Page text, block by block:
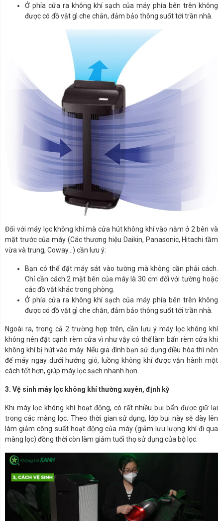
Ở phía cửa ra không khí sạch của máy phía bên trên không
được có đồ vật gì che chắn, đảm bảo thông suốt tới trần nhà.
Đối với máy lọc không khí mà cửa hút không khí vào nằm ở 2 bên và
mặt trước của máy (Các thương hiệu Daikin, Panasonic, Hitachi tầm
vừa và trung, Coway…) cần lưu ý:
Bạn có thể đặt máy sát vào tường mà không cần phải cách.
Chỉ cần cách 2 mặt bên của máy là 30 cm đối với tường hoặc
các đồ vật khác trong phòng.
Ở phía cửa ra không khí sạch của máy phía bên trên không
được có đồ vật gì che chắn, đảm bảo thông suốt tới trần nhà.
Ngoài ra, trong cả 2 trường hợp trên, cần lưu ý máy lọc không khí
không nên đặt cạnh rèm cửa vì như vậy có thể làm bẩn rèm cửa khi
không khí bị hút vào máy. Nếu gia đình bạn sử dụng điều hòa thì nên
để máy ngay dưới hướng gió, luồng không khí được vận hành một
cách tốt hơn, giúp máy lọc sạch nhanh hơn.
3. Vệ sinh máy lọc không khí thường xuyên, định kỳ
Khi máy lọc không khí hoạt động, có rất nhiều bụi bẩn được giữ lại
trong các màng lọc. Theo thời gian sử dụng, lớp bụi này sẽ dày lên
làm giảm công suất hoạt động của máy (giảm lưu lượng khí đi qua
màng lọc) đồng thời còn làm giảm tuổi thọ sử dụng của bộ lọc.